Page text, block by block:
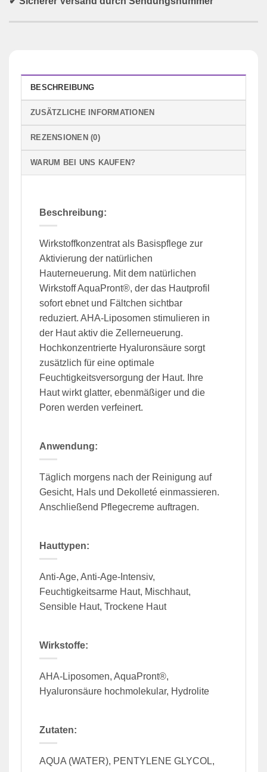
BESCHREIBUNG
ZUSÄTZLICHE INFORMATIONEN
REZENSIONEN (0)
WARUM BEI UNS KAUFEN?
Beschreibung:
Wirkstoffkonzentrat als Basispflege zur
Aktivierung der natürlichen
Hauterneuerung. Mit dem natürlichen
Wirkstoff AquaPront®, der das Hautprofil
sofort ebnet und Fältchen sichtbar
reduziert. AHA-Liposomen stimulieren in
der Haut aktiv die Zellerneuerung.
Hochkonzentrierte Hyaluronsäure sorgt
zusätzlich für eine optimale
Feuchtigkeitsversorgung der Haut. Ihre
Haut wirkt glatter, ebenmäßiger und die
Poren werden verfeinert.
Anwendung:
Täglich morgens nach der Reinigung auf
Gesicht, Hals und Dekolleté einmassieren.
Anschließend Pflegecreme auftragen.
Hauttypen:
Anti-Age, Anti-Age-Intensiv,
Feuchtigkeitsarme Haut, Mischhaut,
Sensible Haut, Trockene Haut
Wirkstoffe:
AHA-Liposomen, AquaPront®,
Hyaluronsäure hochmolekular, Hydrolite
Zutaten:
AQUA (WATER), PENTYLENE GLYCOL,